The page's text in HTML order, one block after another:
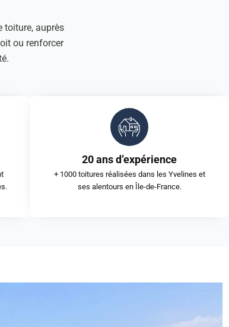
toiture, auprès
ou renforcer
20 ans d’expérience
+ 1000 toitures réalisées dans les Yvelines et
ses alentours en Île-de-France.